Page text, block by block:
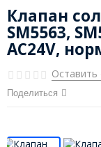
Клапан
SM5563,
AC24V,
Оставить
Поделиться